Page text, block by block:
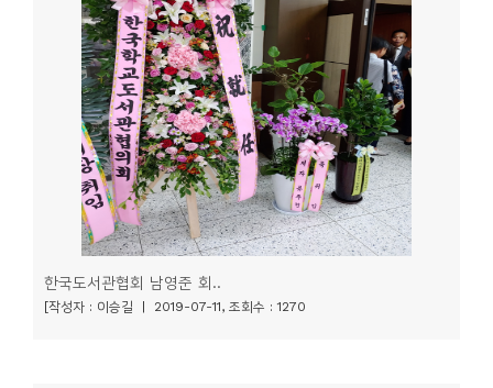
한국도서관협회 남영준 회..
[작성자 : 이승길 | 2019-07-11, 조회수 : 1270